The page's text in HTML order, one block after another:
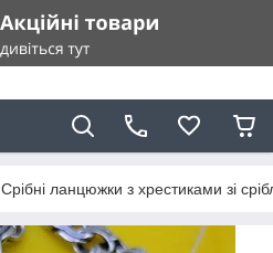
Срібні ланцюжки з хрестиками зі